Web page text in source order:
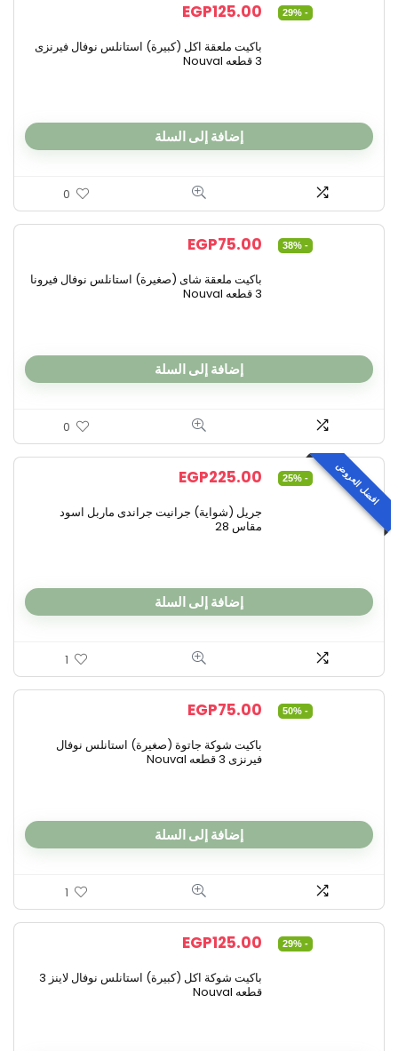
- 29%
EGP125.00
باكيت ملعقة اكل (كبيرة) استانلس نوفال فيرنزى
3 قطعه Nouval
إضافة إلى السلة
0
- 38%
EGP75.00
باكيت ملعقة شاى (صغيرة) استانلس نوفال فيرونا
3 قطعه Nouval
إضافة إلى السلة
0
افضل العروض - 25%
EGP225.00
جريل (شواية) جرانيت جراندى ماربل اسود
مقاس 28
إضافة إلى السلة
1
- 50%
EGP75.00
باكيت شوكة جاتوة (صغيرة) استانلس نوفال
فيرنزى 3 قطعه Nouval
إضافة إلى السلة
1
- 29%
EGP125.00
باكيت شوكة اكل (كبيرة) استانلس نوفال لاينز 3
قطعه Nouval